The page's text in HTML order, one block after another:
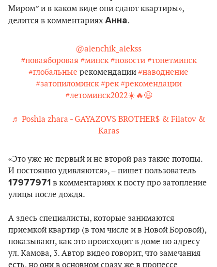
Миром” и в каком виде они сдают квартиры», –
делится в комментариях Анна.
@alenchik_alekss
#новаяборовая #минск #новости #тонетминск
#глобальные рекомендации #наводнение
#затопиломинск #рек #рекомендации
#летоминск2022☀️🔥😉
♬ Poshla zhara - GAYAZOV$ BROTHER$ & Filatov &
Karas
«Это уже не первый и не второй раз такие потопы.
И постоянно удивляются», – пишет пользователь
17977971 в комментариях к посту про затопление
улицы после дождя.
А здесь специалисты, которые занимаются
приемкой квартир (в том числе и в Новой Боровой),
показывают, как это происходит в доме по адресу
ул. Камова, 3. Автор видео говорит, что замечания